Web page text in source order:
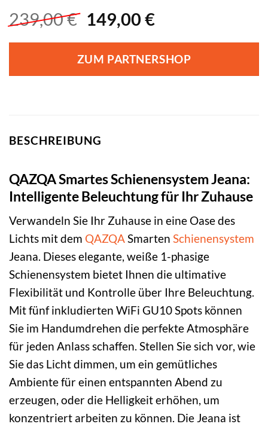
239,00€ Ursprünglicher
war:
239,00 €
149,00 €Aktueller
ist:
149,00 €.
ZUM PARTNERSHOP
BESCHREIBUNG
QAZQA Smartes Schienensystem Jeana:
Intelligente Beleuchtung für Ihr Zuhause
Verwandeln Sie Ihr Zuhause in eine Oase des
Lichts mit dem QAZQASmarten Schienensystem
Jeana. Dieses elegante, weiße 1-phasige
Schienensystem bietet Ihnen die ultimative
Flexibilität und Kontrolle über Ihre Beleuchtung.
Mit fünf inkludierten WiFi GU10 Spots können
Sie im Handumdrehen die perfekte Atmosphäre
für jeden Anlass schaffen. Stellen Sie sich vor, wie
Sie das Licht dimmen, um ein gemütliches
Ambiente für einen entspannten Abend zu
erzeugen, oder die Helligkeit erhöhen, um
konzentriert arbeiten zu können. Die Jeana ist